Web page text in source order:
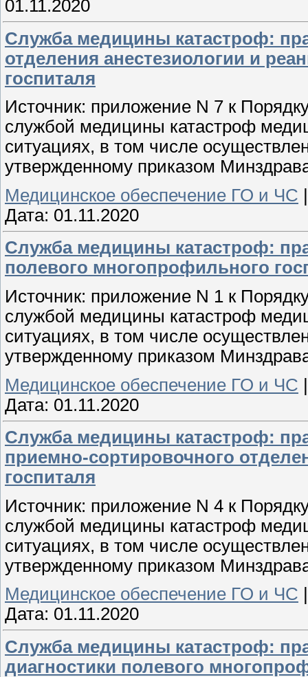
01.11.2020
Служба медицины катастроф:
отделения анестезиологии и
госпиталя
Источник: приложение N 7 к
службой медицины катастроф
ситуациях, в том числе
утвержденному приказом
Медицинское обеспечение ГО и ЧС
Дата: 01.11.2020
Служба медицины катастроф:
полевого многопрофильного
Источник: приложение N 1 к
службой медицины катастроф
ситуациях, в том числе
утвержденному приказом
Медицинское обеспечение ГО и ЧС
Дата: 01.11.2020
Служба медицины катастроф:
приемно-сортировочного
госпиталя
Источник: приложение N 4 к
службой медицины катастроф
ситуациях, в том числе
утвержденному приказом
Медицинское обеспечение ГО и ЧС
Дата: 01.11.2020
Служба медицины катастроф:
диагностики полевого